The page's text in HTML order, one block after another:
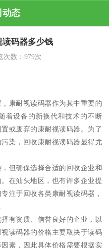
动态
码器多少钱
数： 979次
康耐视读码器作为其中重要的
着设备的新换代和技术的不断
或废弃的康耐视读码器。为了
染，回收康耐视读码器显得尤
但确保选择合适的回收企业和
在汕头地区，也有许多企业提
注于回收各类康耐视读码器，
有资质、信誉良好的企业，以
读码器的价格主要取决于读码
素，因此具体价格需要根据实